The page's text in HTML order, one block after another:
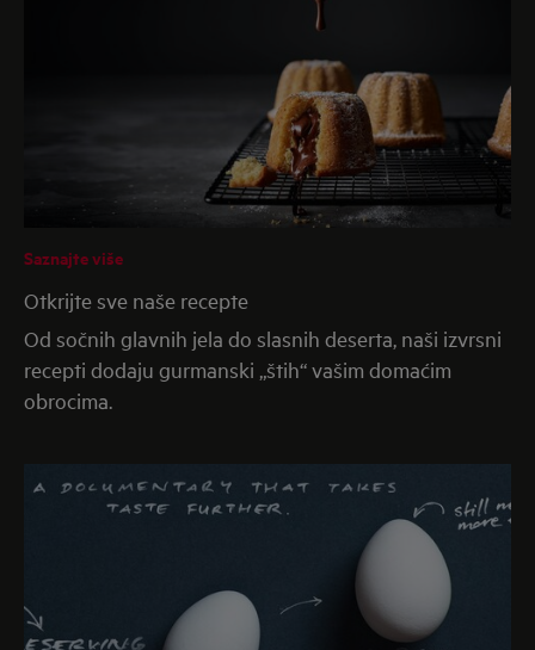
Saznajte više
Otkrijte sve naše recepte
Od sočnih glavnih jela do slasnih deserta, naši izvrsni
recepti dodaju gurmanski „štih“ vašim domaćim
obrocima.